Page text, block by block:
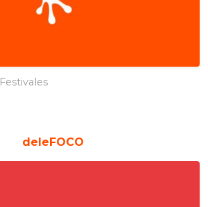
Festivales
deleFOCO